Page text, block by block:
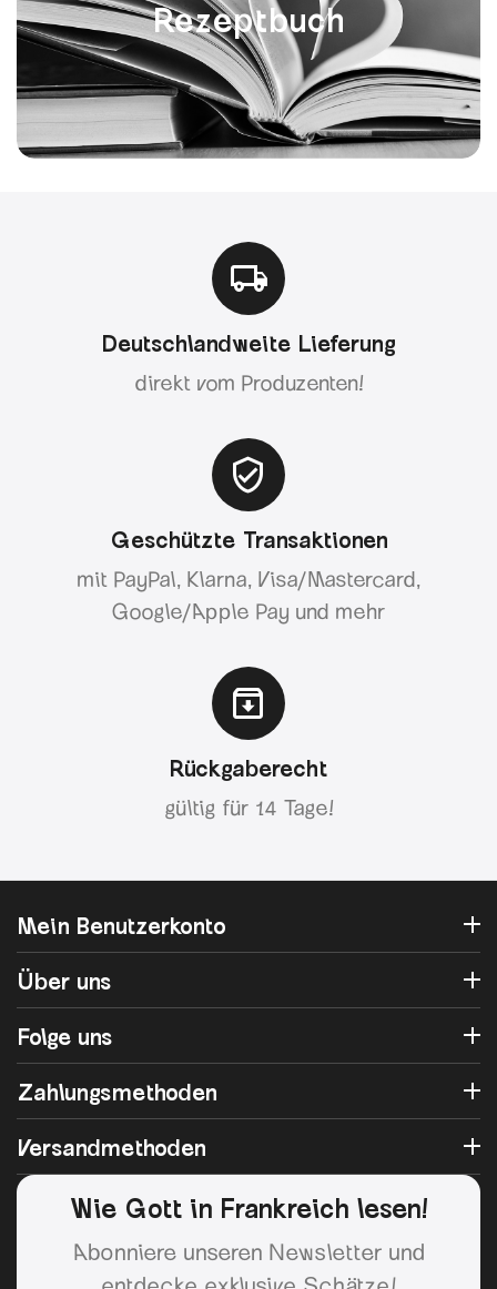
Rezeptbuch
Deutschlandweite Lieferung
direkt vom Produzenten!
Geschützte Transaktionen
mit PayPal, Klarna, Visa/Mastercard,
Google/Apple Pay und mehr
Rückgaberecht
gültig für 14 Tage!
Mein Benutzerkonto
Über uns
Folge uns
Zahlungsmethoden
Versandmethoden
Wie Gott in Frankreich lesen!
Abonniere unseren Newsletter und